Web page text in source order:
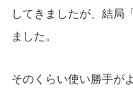
してきましたが、結局
ました。
そのくらい使い勝手が